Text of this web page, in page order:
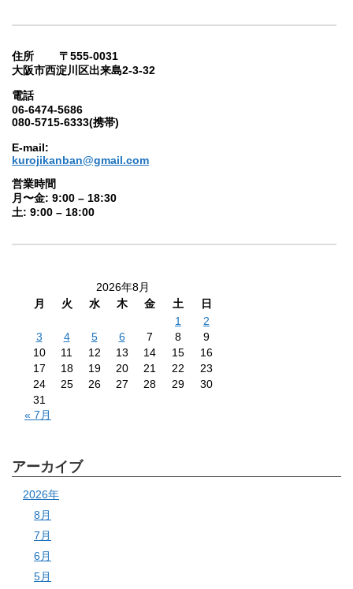
住所 〒555-0031
大阪市西淀川区出来島2-3-32
電話
06-6474-5686
080-5715-6333(携帯)
E-mail:
kurojikanban@gmail.com
営業時間
月〜金: 9:00 – 18:30
土: 9:00 – 18:00
2026年8月
月
火 水 木 金 土
日
1
2
3
4 5 6 7 8
9
10
11 12 13 14 15
16
17
18 19 20 21 22
23
24
25 26 27 28 29
30
31
« 7月
アーカイブ
2026年
8月
7月
6月
5月